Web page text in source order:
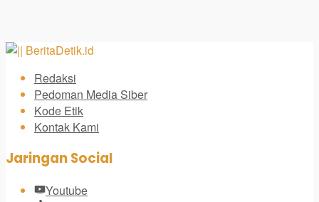
Redaksi
Pedoman Media Siber
Kode Etik
Kontak Kami
Jaringan Social
Youtube